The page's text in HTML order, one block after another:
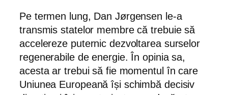
Pe termen lung, Dan Jørgensen le-a
transmis statelor membre că trebuie să
accelereze puternic dezvoltarea surselor
regenerabile de energie. În opinia sa,
acesta ar trebui să fie momentul în care
Uniunea Europeană își schimbă decisiv